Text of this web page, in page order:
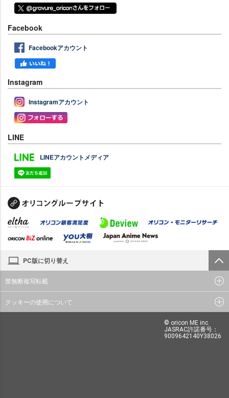
Facebook
Facebookアカウント
Instagram
Instagramアカウント
LINE
LINEアカウントメディア
PC版に切り替え
禁無断複写転載
クッキーの使用について
© oricon ME inc.
JASRAC許諾番号：
9009642140Y38026